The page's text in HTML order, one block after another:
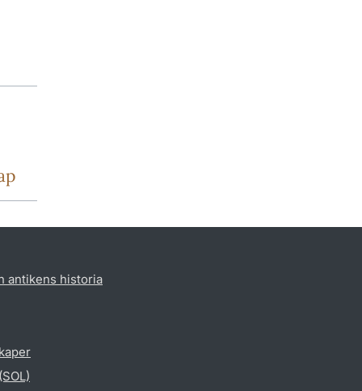
antikens historia